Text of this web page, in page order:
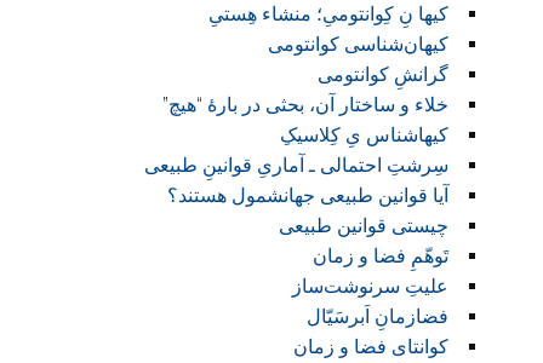
کیها نِ کِوانتومیِ؛ منشاء هِستیِ
کیهان‌‌شناسی کوانتومی
گرانشِ کوانتومی
خلاء و ساختار آن، بحثی در بارهٔ “هیچ”
کیهاشناس یِ کِلاسیکِ
سِرشتِ احتمالی ـ آماریِ قوانینِ طبیعی
آیا قوانین طبیعی جهانشمول هستند؟
چیستی قوانین طبیعی
تَوهّمِ فضا و زمان
علیتِ سرنوشت‌ساز
فضازمانِ اَبرسَیّال
کوانتای فضا و زمان